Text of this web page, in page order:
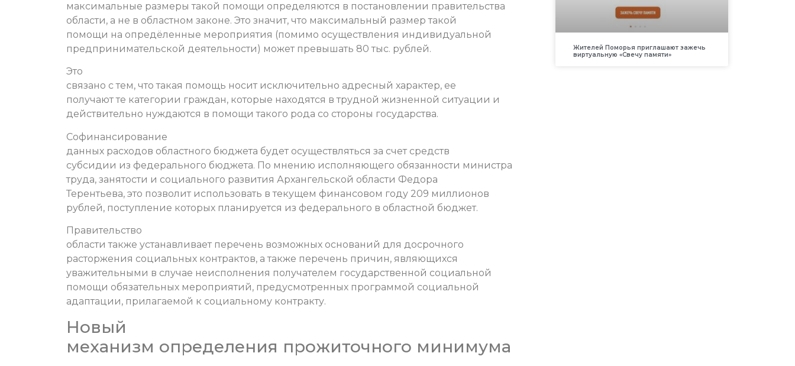
максимальные размеры такой помощи определяются в постановлении правительства
области, а не в областном законе. Это значит, что максимальный размер такой
помощи на опредёленные мероприятия (помимо осуществления индивидуальной
предпринимательской деятельности) может превышать 80 тыс. рублей.
Это
связано с тем, что такая помощь носит исключительно адресный характер, ее
получают те категории граждан, которые находятся в трудной жизненной ситуации и
действительно нуждаются в помощи такого рода со стороны государства.
Софинансирование
данных расходов областного бюджета будет осуществляться за счет средств
субсидии из федерального бюджета. По мнению исполняющего обязанности министра
труда, занятости и социального развития Архангельской области Федора
Терентьева, это позволит использовать в текущем финансовом году 209 миллионов
рублей, поступление которых планируется из федерального в областной бюджет.
Правительство
области также устанавливает перечень возможных оснований для досрочного
расторжения социальных контрактов, а также перечень причин, являющихся
уважительными в случае неисполнения получателем государственной социальной
помощи обязательных мероприятий, предусмотренных программой социальной
адаптации, прилагаемой к социальному контракту.
Новый
механизм определения прожиточного минимума
Жителей Поморья приглашают зажечь
виртуальную «Свечу памяти»